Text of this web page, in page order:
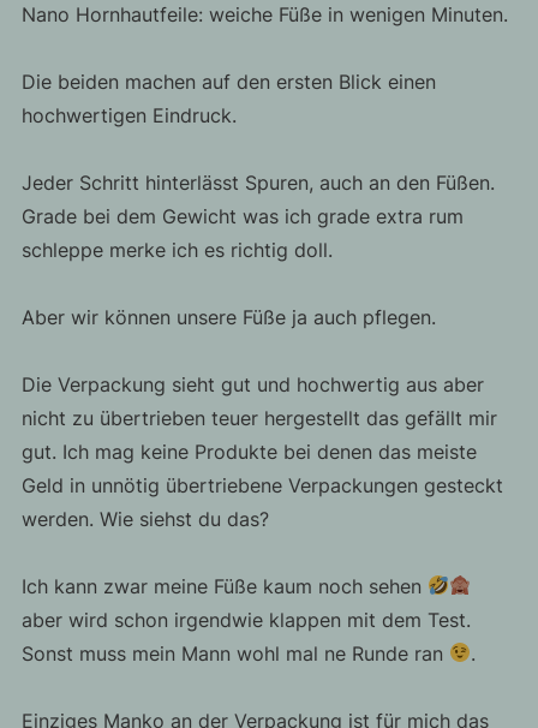
Nano Hornhautfeile: weiche Füße in wenigen Minuten.
Die beiden machen auf den ersten Blick einen
hochwertigen Eindruck.
Jeder Schritt hinterlässt Spuren, auch an den Füßen.
Grade bei dem Gewicht was ich grade extra rum
schleppe merke ich es richtig doll.
Aber wir können unsere Füße ja auch pflegen.
Die Verpackung sieht gut und hochwertig aus aber
nicht zu übertrieben teuer hergestellt das gefällt mir
gut. Ich mag keine Produkte bei denen das meiste
Geld in unnötig übertriebene Verpackungen gesteckt
werden. Wie siehst du das?
Ich kann zwar meine Füße kaum noch sehen
aber wird schon irgendwie klappen mit dem Test.
Sonst muss mein Mann wohl mal ne Runde ran
.
Einziges Manko an der Verpackung ist für mich das